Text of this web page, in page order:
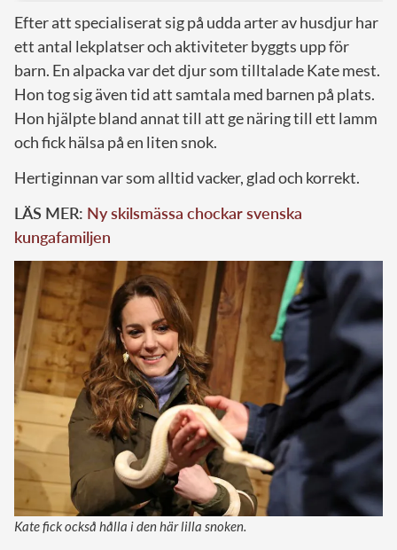
Efter att specialiserat sig på udda arter av husdjur har
ett antal lekplatser och aktiviteter byggts upp för
barn. En alpacka var det djur som tilltalade Kate mest.
Hon tog sig även tid att samtala med barnen på plats.
Hon hjälpte bland annat till att ge näring till ett lamm
och fick hälsa på en liten snok.
Hertiginnan var som alltid vacker, glad och korrekt.
LÄS MER: Ny skilsmässa chockar svenska
kungafamiljen
Kate fick också hålla i den här lilla snoken.